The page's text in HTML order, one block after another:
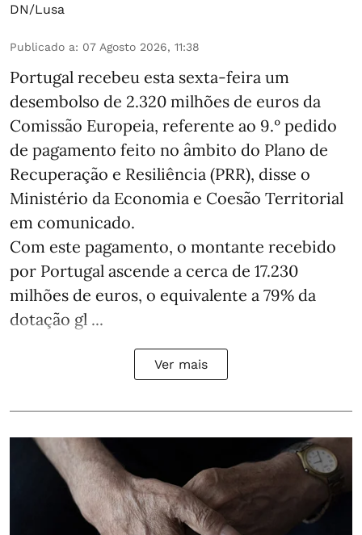
DN/Lusa
Publicado a: 07 Agosto 2026, 11:38
Portugal recebeu esta sexta-feira um
desembolso de 2.320 milhões de euros da
Comissão Europeia, referente ao 9.º pedido
de pagamento feito no âmbito do Plano de
Recuperação e Resiliência (PRR), disse o
Ministério da Economia e Coesão Territorial
em comunicado.
Com este pagamento, o montante recebido
por Portugal ascende a cerca de 17.230
milhões de euros, o equivalente a 79% da
dotação gl ...
Ver mais